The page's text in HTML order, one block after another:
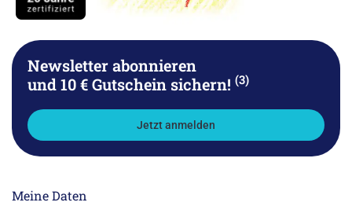
Newsletter abonnieren
und 10 € Gutschein sichern! (3)
Jetzt anmelden
Meine Daten